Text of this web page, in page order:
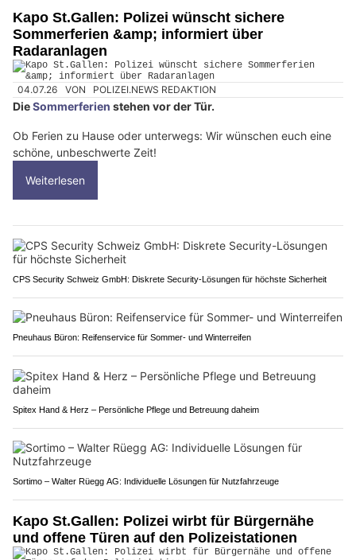
Kapo St.Gallen: Polizei wünscht sichere
Sommerferien &amp; informiert über
Radaranlagen
04.07.26 VON POLIZEI.NEWS REDAKTION
DieSommerferien stehen vor der Tür.
Ob Ferien zu Hause oder unterwegs: Wir wünschen euch eine
schöne, unbeschwerte Zeit!
Weiterlesen
CPS Security Schweiz GmbH: Diskrete Security-Lösungen für höchste Sicherheit
Pneuhaus Büron: Reifenservice für Sommer- und Winterreifen
Spitex Hand & Herz – Persönliche Pflege und Betreuung daheim
Sortimo – Walter Rüegg AG: Individuelle Lösungen für Nutzfahrzeuge
Kapo St.Gallen: Polizei wirbt für Bürgernähe
und offene Türen auf den Polizeistationen